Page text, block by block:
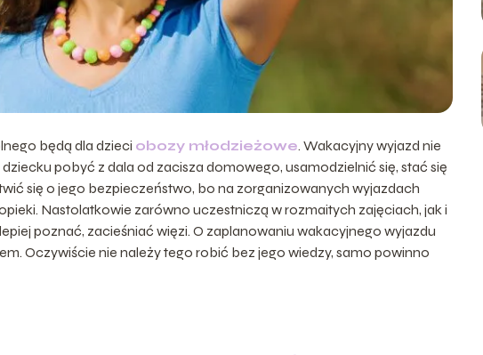
będą dla dzieci obozy młodzieżowe. Wakacyjny wyjazd nie
pobyć z dala od zacisza domowego, usamodzielnić się, stać się
się o jego bezpieczeństwo, bo na zorganizowanych wyjazdach
Nastolatkowie zarówno uczestniczą w rozmaitych zajęciach, jak i
poznać, zacieśniać więzi. O zaplanowaniu wakacyjnego wyjazdu
Oczywiście nie należy tego robić bez jego wiedzy, samo powinno